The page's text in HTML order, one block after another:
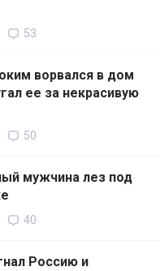
53
ворвался в дом
ее за некрасивую
50
мужчина лез под
40
Россию и